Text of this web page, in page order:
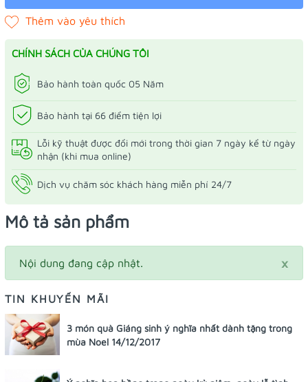
CHÍNH SÁCH CỦA CHÚNG TÔI
Bảo hành toàn quốc 05 Năm
Bảo hành tại 66 điểm tiện lợi
Lỗi kỹ thuật được đổi mới trong thời gian 7 ngày kể từ ngày
nhận (khi mua online)
Dịch vụ chăm sóc khách hàng miễn phí 24/7
Mô tả sản phẩm
×
Nội dung đang cập nhật.
TIN KHUYẾN MÃI
3 món quà Giáng sinh ý nghĩa nhất dành tặng trong
mùa Noel 14/12/2017